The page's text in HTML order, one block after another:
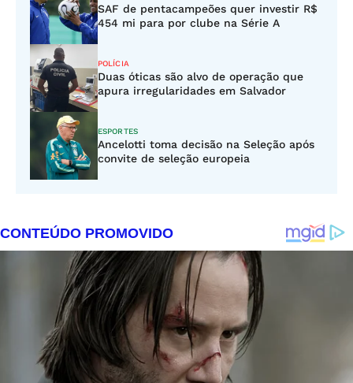
SAF de pentacampeões quer investir R$
454 mi para por clube na Série A
POLÍCIA
Duas óticas são alvo de operação que
apura irregularidades em Salvador
ESPORTES
Ancelotti toma decisão na Seleção após
convite de seleção europeia